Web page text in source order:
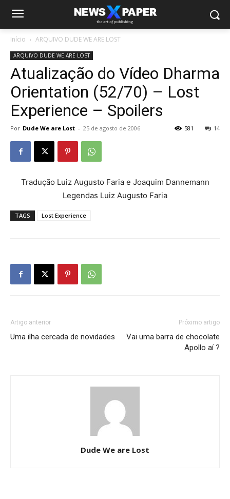
Início ARQUIVO DUDE WE ARE LOST
ARQUIVO DUDE WE ARE LOST
Atualização do Vídeo Dharma
Orientation (52/70) – Lost
Experience – Spoilers
Por Dude We are Lost - 25 de agosto de 2006 14
581
Tradução Luiz Augusto Faria e Joaquim Dannemann
Legendas Luiz Augusto Faria
TAGS Lost Experience
Artigo anterior
Uma ilha cercada de novidades
Próximo artigo
Vai uma barra de chocolate
Apollo aí ?
Dude We are Lost